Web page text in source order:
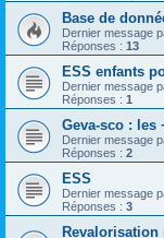
Base de
Dernier message
Réponses : 13
ESS enfants
Dernier message
Réponses : 1
Geva-sco : les
Dernier message
Réponses : 2
ESS
Dernier message
Réponses : 3
Revalorisation